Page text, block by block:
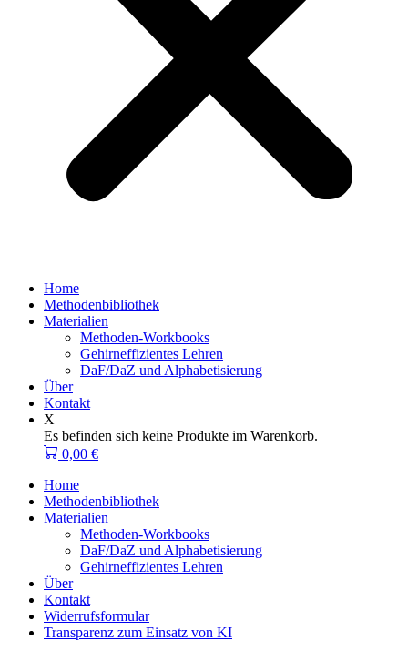
Home
Methodenbibliothek
Materialien
Methoden-Workbooks
Gehirneffizientes Lehren
DaF/DaZ und Alphabetisierung
Über
Kontakt
X
Es befinden sich keine Produkte im Warenkorb.
0,00 €
Home
Methodenbibliothek
Materialien
Methoden-Workbooks
DaF/DaZ und Alphabetisierung
Gehirneffizientes Lehren
Über
Kontakt
Widerrufsformular
Transparenz zum Einsatz von KI